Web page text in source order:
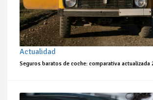
Actualidad
Seguros baratos de coche: comparativa actualizada